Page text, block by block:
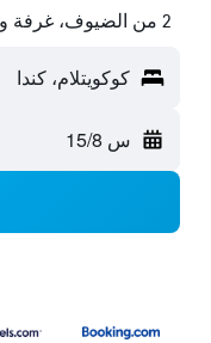
2 من الضيوف، غرفة واحدة
كوكويتلام، كندا
س 15/8